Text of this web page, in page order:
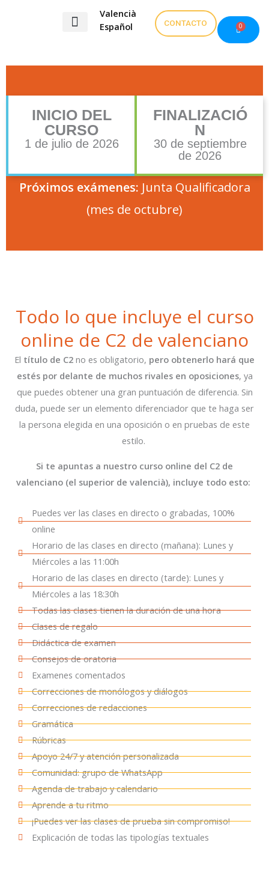
Valencià
Español
CONTACTO 0
Carrito
INICIO DEL
CURSO
1 de julio de 2026​
FINALIZACIÓ
N
30 de septiembre
de 2026
Próximos exámenes: Junta Qualificadora
(mes de octubre)
Todo lo que incluye el curso
online de C2 de valenciano
El título de C2 no es obligatorio, pero obtenerlo hará que
estés por delante de muchos rivales en oposiciones, ya
que puedes obtener una gran puntuación de diferencia. Sin
duda, puede ser un elemento diferenciador que te haga ser
la persona elegida en una oposición o en pruebas de este
estilo.
Si te apuntas a nuestro curso online del C2 de
valenciano (el superior de valencià), incluye todo esto:
Puedes ver las clases en directo o grabadas, 100%
online
Horario de las clases en directo (mañana): Lunes y
Miércoles a las 11:00h
Horario de las clases en directo (tarde): Lunes y
Miércoles a las 18:30h
Todas las clases tienen la duración de una hora
Clases de regalo
Didáctica de examen
Consejos de oratoria
Examenes comentados
Correcciones de monólogos y diálogos
Correcciones de redacciones
Gramática
Rúbricas
Apoyo 24/7 y atención personalizada
Comunidad: grupo de WhatsApp
Agenda de trabajo y calendario
Aprende a tu ritmo
¡Puedes ver las clases de prueba sin compromiso!
Explicación de todas las tipologías textuales